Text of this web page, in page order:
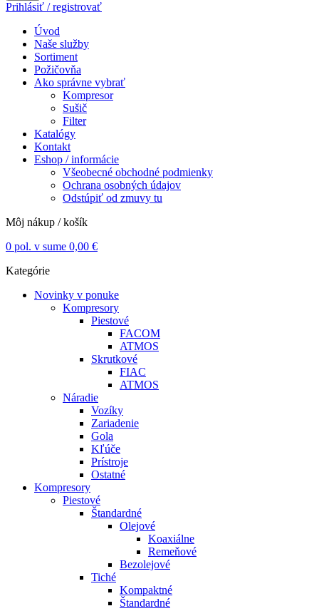
Prihlásiť / registrovať
Úvod
Naše služby
Sortiment
Požičovňa
Ako správne vybrať
Kompresor
Sušič
Filter
Katalógy
Kontakt
Eshop / informácie
Všeobecné obchodné podmienky
Ochrana osobných údajov
Odstúpiť od zmuvy tu
Môj nákup / košík
0 pol. v sume 0,00 €
Kategórie
Novinky v ponuke
Kompresory
Piestové
FACOM
ATMOS
Skrutkové
FIAC
ATMOS
Náradie
Vozíky
Zariadenie
Gola
Kľúče
Prístroje
Ostatné
Kompresory
Piestové
Štandardné
Olejové
Koaxiálne
Remeňové
Bezolejové
Tiché
Kompaktné
Štandardné